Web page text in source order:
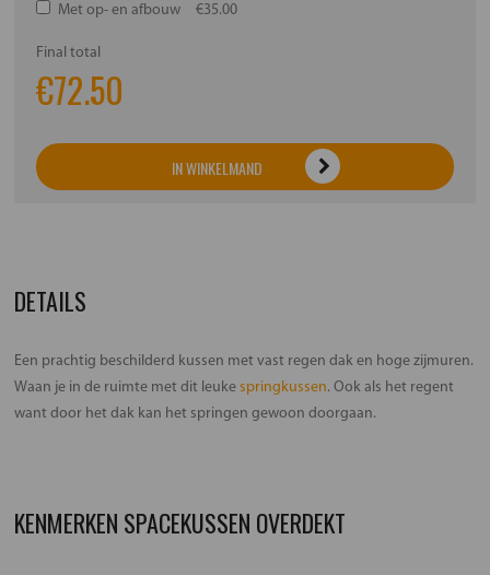
Met op- en afbouw
€35.00
Final total
€72.50
IN WINKELMAND
DETAILS
Een prachtig beschilderd kussen met vast regen dak en hoge zijmuren.
Waan je in de ruimte met dit leukespringkussen. Ook als het regent
want door het dak kan het springen gewoon doorgaan.
KENMERKEN SPACEKUSSEN OVERDEKT